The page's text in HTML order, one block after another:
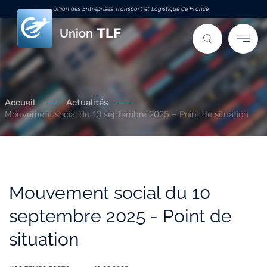
Union des Entreprises Transport et Logistique de France
Union
Accueil
Actualités
Mouvement social du 10 septembre 2025 – Point de situation
Mouvement social du 10
septembre 2025 - Point de
situation